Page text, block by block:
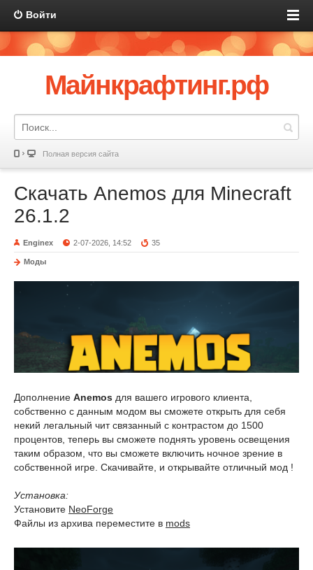
Войти
Майнкрафтинг.рф
Полная версия сайта
Скачать Anemos для Minecraft
26.1.2
Enginex 2-07-2026, 14:52 35
Моды
Дополнение Anemos для вашего игрового клиента,
собственно с данным модом вы сможете открыть для себя
некий легальный чит связанный с контрастом до 1500
процентов, теперь вы сможете поднять уровень освещения
таким образом, что вы сможете включить ночное зрение в
собственной игре. Скачивайте, и открывайте отличный мод !
Установка:
Установите NeoForge
Файлы из архива переместите в mods